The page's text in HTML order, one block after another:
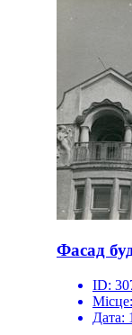
Фасад
ID:
Місце:
Дата: